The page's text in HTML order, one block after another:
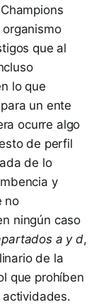
que al
lo que
un ente
ocurre algo
de perfil
de lo
y
no
ningún caso
a y d,
de la
que prohíben